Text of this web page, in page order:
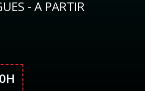
- A PARTIR